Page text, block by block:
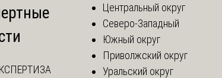
Центральный округ
Северо-Западный
Южный округ
Приволжский округ
Уральский округ